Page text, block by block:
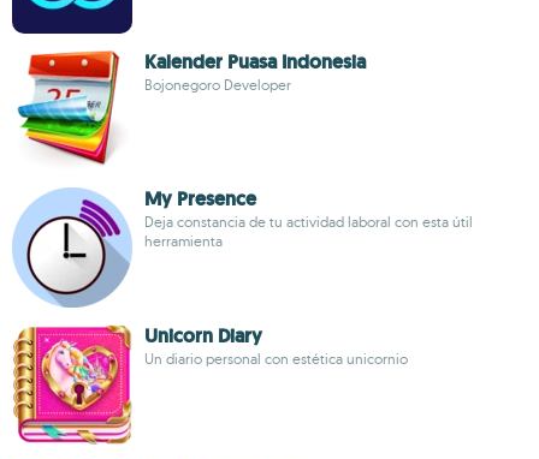
Kalender Puasa Indonesia
Bojonegoro Developer
My Presence
Deja constancia de tu actividad laboral con esta útil
herramienta
Unicorn Diary
Un diario personal con estética unicornio